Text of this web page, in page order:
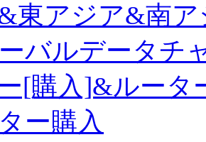
東アジア&南
バルデータチ
[購入]&ルータ
ー購入